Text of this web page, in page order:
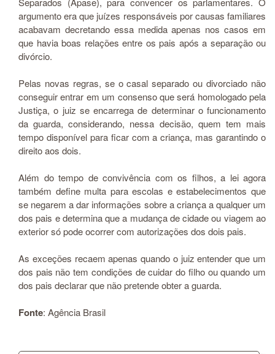
argumento era que juízes responsáveis por causas familiares
acabavam decretando essa medida apenas nos casos em
que havia boas relações entre os pais após a separação ou
divórcio.
Pelas novas regras, se o casal separado ou divorciado não
conseguir entrar em um consenso que será homologado pela
Justiça, o juiz se encarrega de determinar o funcionamento
da guarda, considerando, nessa decisão, quem tem mais
tempo disponível para ficar com a criança, mas garantindo o
direito aos dois.
Além do tempo de convivência com os filhos, a lei agora
também define multa para escolas e estabelecimentos que
se negarem a dar informações sobre a criança a qualquer um
dos pais e determina que a mudança de cidade ou viagem ao
exterior só pode ocorrer com autorizações dos dois pais.
As exceções recaem apenas quando o juiz entender que um
dos pais não tem condições de cuidar do filho ou quando um
dos pais declarar que não pretende obter a guarda.
Fonte: Agência Brasil